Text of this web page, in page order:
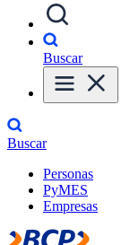
Buscar
Buscar
Personas
PyMES
Empresas